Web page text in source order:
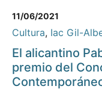
11/06/2021
Cultura, Iac Gil-
El alicantino
premio del